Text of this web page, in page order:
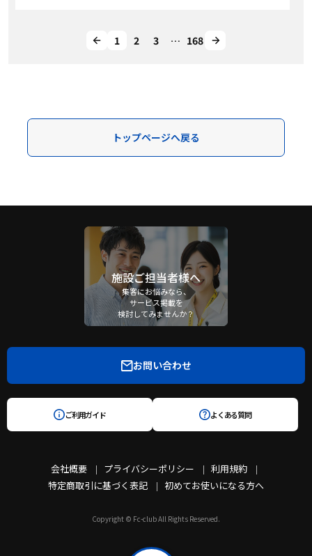
1 2 3 … 168
トップページへ戻る
施設ご担当者様へ
集客にお悩みなら、
サービス掲載を
検討してみませんか？
会社概要 プライバシーポリシー
利用規約
特定商取引に基づく表記
初めてお使いになる方へ
お問い合わせ
ご利用ガイド よくある質問
Copyright © Fc-club All Rights Reserved.